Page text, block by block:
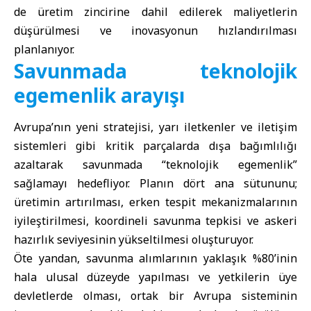
de üretim zincirine dahil edilerek maliyetlerin
düşürülmesi ve inovasyonun hızlandırılması
planlanıyor.
Savunmada teknolojik
egemenlik arayışı
Avrupa’nın yeni stratejisi, yarı iletkenler ve iletişim
sistemleri gibi kritik parçalarda dışa bağımlılığı
azaltarak savunmada “teknolojik egemenlik”
sağlamayı hedefliyor. Planın dört ana sütununu;
üretimin artırılması, erken tespit mekanizmalarının
iyileştirilmesi, koordineli savunma tepkisi ve askeri
hazırlık seviyesinin yükseltilmesi oluşturuyor.
Öte yandan, savunma alımlarının yaklaşık %80’inin
hala ulusal düzeyde yapılması ve yetkilerin üye
devletlerde olması, ortak bir Avrupa sisteminin